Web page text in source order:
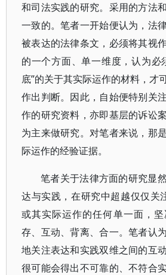
和司法实践的研究。采用的方法
一致的。笔者一开始便认为，法
被表达的法律条文，必须将其视
的一个方面、单一维度，认为必
底”的关于其实际运作的材料，才
作出判断。因此，自始便特别关
作的研究资料，亦即基层的诉讼
为主来做研究。对笔者来说，那
际运作的经验证据。
笔者关于法律方面的研究显
达与实践，在研究中超越仅仅关
或其实际运作的任何单一面，
存、互动、背离、合一。笔者认
地关注表达和实践双维之间的互
很可能会得出不可靠的、不符合